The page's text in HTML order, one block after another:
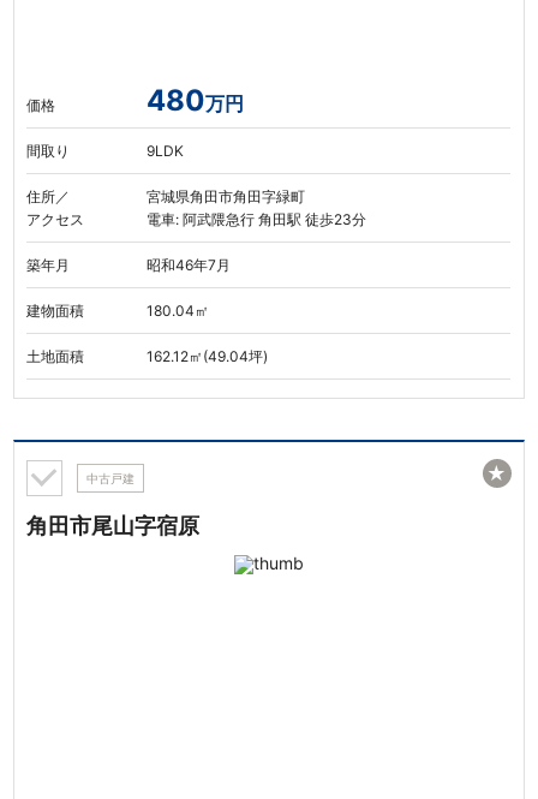
価格 480万円
間取り 9LDK
住所／
アクセス
宮城県角田市角田字緑町
電車: 阿武隈急行 角田駅 徒歩23分
築年月 昭和46年7月
建物面積 180.04㎡
土地面積 162.12㎡(49.04坪)
中古戸建
角田市尾山字宿原
★